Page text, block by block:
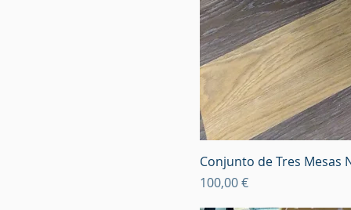
Conjunto de Tres Mesas
Precio
100,00 €